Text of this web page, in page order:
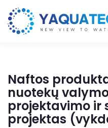
Naftos
nuotekų
projektavimo ir
projektas